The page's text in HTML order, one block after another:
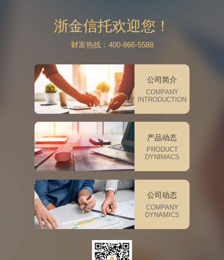
浙金信托欢迎您！
财富热线：400-866-5588
公司简介
COMPANY
INTRODUCTION
产品动态
PRODUCT
DYNIMACS
公司动态
COMPANY
DYNAMICS